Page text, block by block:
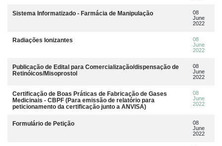
Sistema Informatizado - Farmácia de Manipulação
08
June
2022
Radiações Ionizantes
08
June
2022
Publicação de Edital para Comercialização/dispensação de
Retinóicos/Misoprostol
08
June
2022
Certificação de Boas Práticas de Fabricação de Gases
Medicinais - CBPF (Para emissão de relatório para
peticionamento da certificação junto a ANVISA)
08
June
2022
Formulário de Petição
08
June
2022